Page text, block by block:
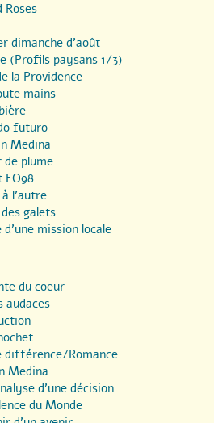
Roses
dimanche d’août
(Profils paysans 1/3)
la Providence
mains
futuro
Medina
de plume
FO98
l’autre
galets
d’une mission locale
du coeur
audaces
différence/Romance
Medina
d’une décision
du Monde